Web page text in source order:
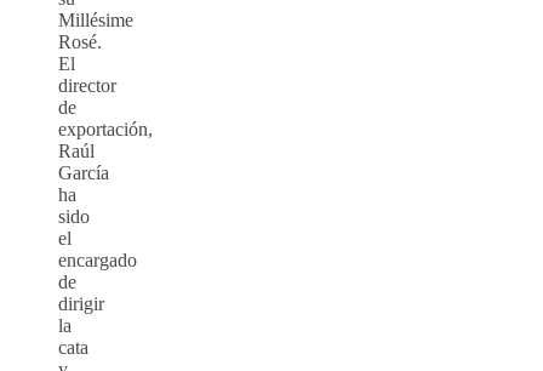
Millésime
Rosé.
El
director
de
exportación,
Raúl
García
ha
sido
el
encargado
de
dirigir
la
cata